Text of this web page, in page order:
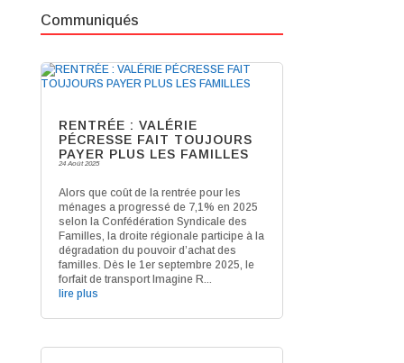
Communiqués
RENTRÉE : VALÉRIE
PÉCRESSE FAIT TOUJOURS
PAYER PLUS LES FAMILLES
24 Août 2025
Alors que coût de la rentrée pour les
ménages a progressé de 7,1% en 2025
selon la Confédération Syndicale des
Familles, la droite régionale participe à la
dégradation du pouvoir d’achat des
familles. Dès le 1er septembre 2025, le
forfait de transport Imagine R...
lire plus